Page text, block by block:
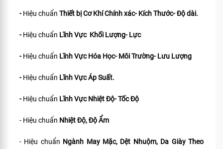
-Hiệu chuẩn Thiết bị Cơ Khí Chính xác- Kích Thước- Độ dài.
-Hiệu chuẩn Lĩnh Vực Khối Lượng- Lực
-Hiệu chuẩn Lĩnh Vực Hóa Học- Môi Trường- Lưu Lượng
-Hiệu chuẩn Lĩnh Vực Áp Suất.
-Hiệu chuẩn Lĩnh Vực Nhiệt Độ- Tốc Độ
- Hiệu chuẩn Nhiệt Độ, Độ Ẩm
- Hiệu chuẩn Ngành May Mặc, Dệt Nhuộm, Da Giày Theo